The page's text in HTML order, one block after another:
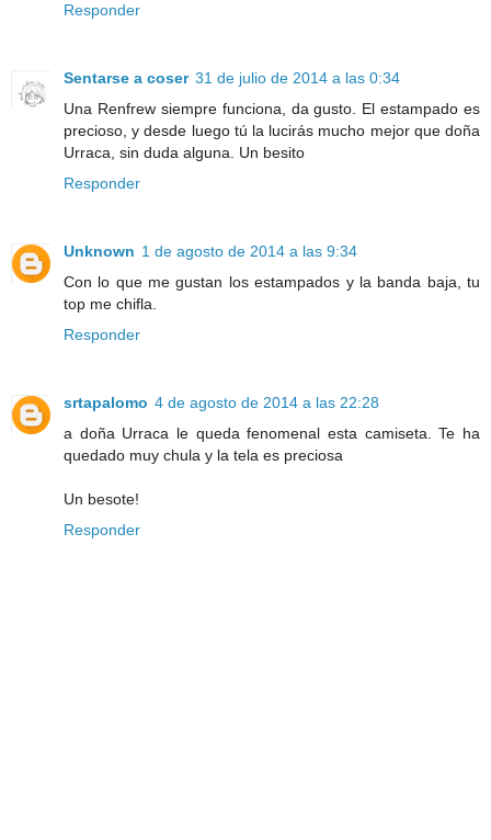
Responder
Sentarse a coser 31 de julio de 2014 a las 0:34
Una Renfrew siempre funciona, da gusto. El estampado es
precioso, y desde luego tú la lucirás mucho mejor que doña
Urraca, sin duda alguna. Un besito
Responder
Unknown 1 de agosto de 2014 a las 9:34
Con lo que me gustan los estampados y la banda baja, tu
top me chifla.
Responder
srtapalomo 4 de agosto de 2014 a las 22:28
a doña Urraca le queda fenomenal esta camiseta. Te ha
quedado muy chula y la tela es preciosa
Un besote!
Responder